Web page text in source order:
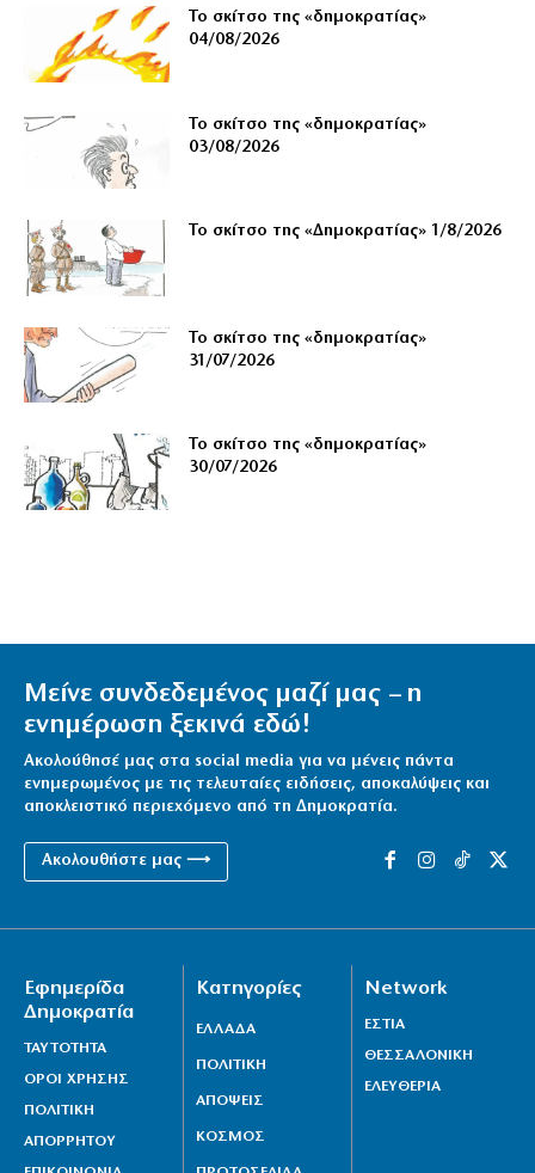
Το σκίτσο της «δημοκρατίας»
04/08/2026
Το σκίτσο της «δημοκρατίας»
03/08/2026
Το σκίτσο της «Δημοκρατίας» 1/8/2026
Το σκίτσο της «δημοκρατίας»
31/07/2026
Το σκίτσο της «δημοκρατίας»
30/07/2026
Μείνε συνδεδεμένος μαζί μας – η
ενημέρωση ξεκινά εδώ!
Ακολούθησέ μας στα social media για να μένεις πάντα
ενημερωμένος με τις τελευταίες ειδήσεις, αποκαλύψεις και
αποκλειστικό περιεχόμενο από τη Δημοκρατία.
Ακολουθήστε μας ⟶
Εφημερίδα
Δημοκρατία
ΤΑΥΤΟΤΗΤΑ
ΟΡΟΙ ΧΡΗΣΗΣ
ΠΟΛΙΤΙΚΗ
ΑΠΟΡΡΗΤΟΥ
Κατηγορίες
ΕΛΛΑΔΑ
ΠΟΛΙΤΙΚΗ
ΑΠΟΨΕΙΣ
ΚΟΣΜΟΣ
Network
ΕΣΤΙΑ
ΘΕΣΣΑΛΟΝΙΚΗ
ΕΛΕΥΘΕΡΙΑ